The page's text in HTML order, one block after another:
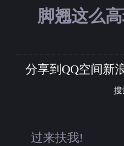
脚翘这么
分享到 QQ空间新
搜
过来扶我!